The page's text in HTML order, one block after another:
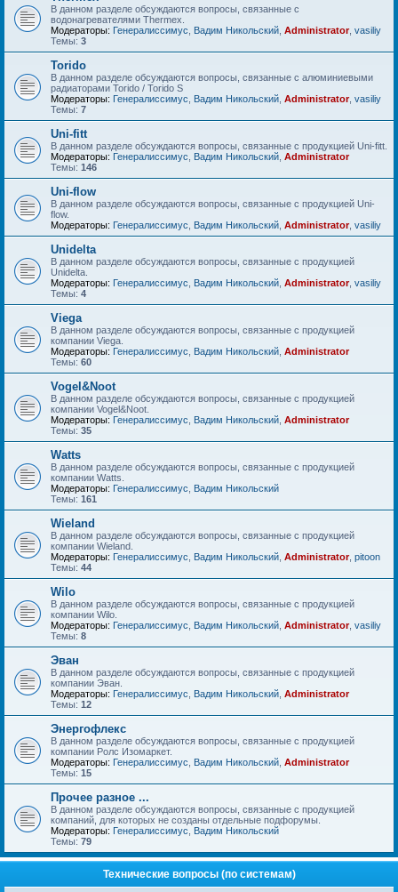
В данном разделе обсуждаются вопросы, связанные с
водонагревателями Thermex.
Модераторы: Генералиссимус Вадим Никольский Administrator, vasiliy
Темы: 3
Torido
В данном разделе обсуждаются вопросы, связанные с алюминиевыми
радиаторами Torido / Torido S
Модераторы: Генералиссимус Вадим Никольский Administrator, vasiliy
Темы: 7
Uni-fitt
В данном разделе обсуждаются вопросы, связанные с продукцией Uni-fitt.
Модераторы: Генералиссимус Вадим Никольский Administrator
Темы: 146
Uni-flow
В данном разделе обсуждаются вопросы, связанные с продукцией Uni-
flow.
Модераторы: Генералиссимус Вадим Никольский Administrator, vasiliy
Unidelta
В данном разделе обсуждаются вопросы, связанные с продукцией
Unidelta.
Модераторы: Генералиссимус Вадим Никольский Administrator, vasiliy
Темы: 4
Viega
В данном разделе обсуждаются вопросы, связанные с продукцией
компании Viega.
Модераторы: Генералиссимус Вадим Никольский Administrator
Темы: 60
Vogel&Noot
В данном разделе обсуждаются вопросы, связанные с продукцией
компании Vogel&Noot.
Модераторы: Генералиссимус Вадим Никольский Administrator
Темы: 35
Watts
В данном разделе обсуждаются вопросы, связанные с продукцией
компании Watts.
Модераторы: Генералиссимус
Вадим Никольский
Темы: 161
Wieland
В данном разделе обсуждаются вопросы, связанные с продукцией
компании Wieland.
Модераторы: Генералиссимус Вадим Никольский Administrator, pitoon
Темы: 44
Wilo
В данном разделе обсуждаются вопросы, связанные с продукцией
компании Wilo.
Модераторы: Генералиссимус Вадим Никольский Administrator, vasiliy
Темы: 8
Эван
В данном разделе обсуждаются вопросы, связанные с продукцией
компании Эван.
Модераторы: Генералиссимус Вадим Никольский Administrator
Темы: 12
Энергофлекс
В данном разделе обсуждаются вопросы, связанные с продукцией
компании Ролс Изомаркет.
Модераторы: Генералиссимус Вадим Никольский Administrator
Темы: 15
Прочее разное ...
В данном разделе обсуждаются вопросы, связанные с продукцией
компаний, для которых не созданы отдельные подфорумы.
Модераторы: Генералиссимус
Вадим Никольский
Темы: 79
Технические вопросы (по системам)